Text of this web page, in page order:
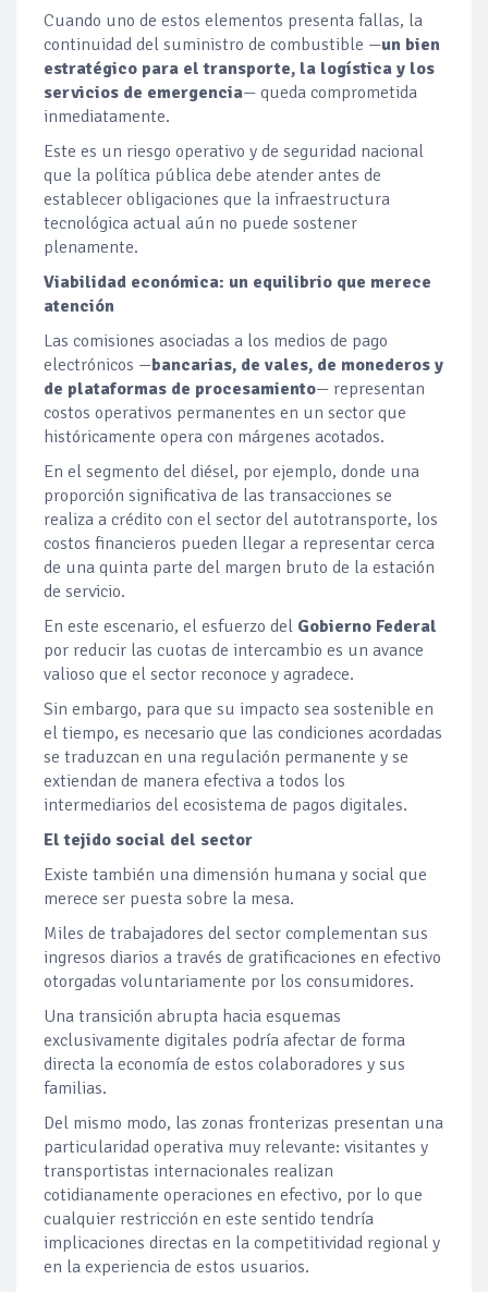
Cuando uno de estos elementos presenta fallas, la
continuidad del suministro de combustible —un bien
estratégico para el transporte, la logística y los
servicios de emergencia— queda comprometida
inmediatamente.
Este es un riesgo operativo y de seguridad nacional
que la política pública debe atender antes de
establecer obligaciones que la infraestructura
tecnológica actual aún no puede sostener
plenamente.
Viabilidad económica: un equilibrio que merece
atención
Las comisiones asociadas a los medios de pago
electrónicos —bancarias, de vales, de monederos y
de plataformas de procesamiento— representan
costos operativos permanentes en un sector que
históricamente opera con márgenes acotados.
En el segmento del diésel, por ejemplo, donde una
proporción significativa de las transacciones se
realiza a crédito con el sector del autotransporte, los
costos financieros pueden llegar a representar cerca
de una quinta parte del margen bruto de la estación
de servicio.
En este escenario, el esfuerzo del Gobierno Federal
por reducir las cuotas de intercambio es un avance
valioso que el sector reconoce y agradece.
Sin embargo, para que su impacto sea sostenible en
el tiempo, es necesario que las condiciones acordadas
se traduzcan en una regulación permanente y se
extiendan de manera efectiva a todos los
intermediarios del ecosistema de pagos digitales.
El tejido social del sector
Existe también una dimensión humana y social que
merece ser puesta sobre la mesa.
Miles de trabajadores del sector complementan sus
ingresos diarios a través de gratificaciones en efectivo
otorgadas voluntariamente por los consumidores.
Una transición abrupta hacia esquemas
exclusivamente digitales podría afectar de forma
directa la economía de estos colaboradores y sus
familias.
Del mismo modo, las zonas fronterizas presentan una
particularidad operativa muy relevante: visitantes y
transportistas internacionales realizan
cotidianamente operaciones en efectivo, por lo que
cualquier restricción en este sentido tendría
implicaciones directas en la competitividad regional y
en la experiencia de estos usuarios.